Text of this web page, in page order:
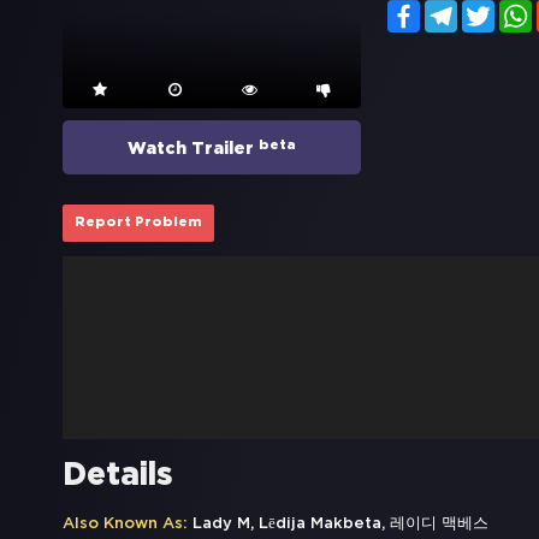
Watch Trailer beta
FacebookTelegram
Report Problem
Details
Also Known As: Lady M, Lēdija Makbeta, 레이디 맥베스